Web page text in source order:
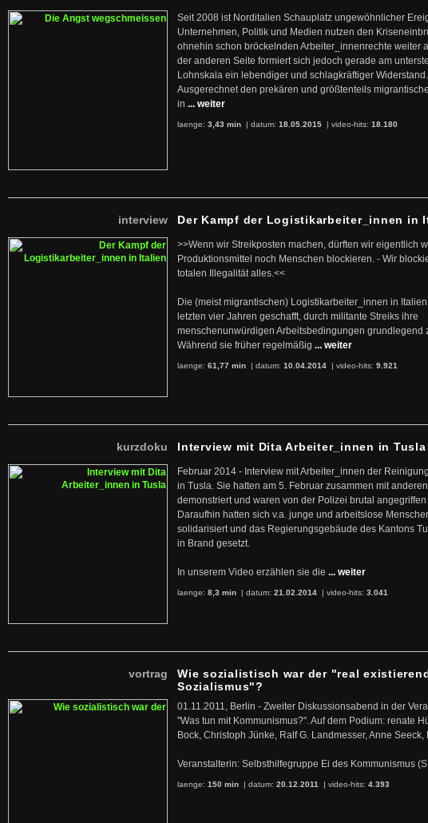
Seit 2008 ist Norditalien Schauplatz ungewöhnlicher
Unternehmen, Politik und Medien nutzen den
ohnehin schon bröckelnden Arbeiter_innenrechte weiter
der anderen Seite formiert sich jedoch gerade am
Lohnskala ein lebendiger und schlagkräftiger Widerstand.
Ausgerechnet den prekären und größtenteils
in ... weiter
laenge: 3,43 min | datum: 18.05.2015 | video-hits: 18.180
interview Der Kampf der Logistikarbeiter_innen in
>>Wenn wir Streikposten machen, dürften wir eigentlich
Produktionsmittel noch Menschen blockieren. - Wir
totalen Illegalität alles.<<
Die (meist migrantischen) Logistikarbeiter_innen in
letzten vier Jahren geschafft, durch militante Streiks ihre
menschenunwürdigen Arbeitsbedingungen grundlegend
Während sie früher regelmäßig ... weiter
laenge: 61,77 min | datum: 10.04.2014 | video-hits: 9.921
kurzdoku Interview mit Dita Arbeiter_innen in Tusla
Februar 2014 - Interview mit Arbeiter_innen der
in Tusla. Sie hatten am 5. Februar zusammen mit
demonstriert und waren von der Polizei brutal
Daraufhin hatten sich v.a. junge und arbeitslose
solidarisiert und das Regierungsgebäude des Kantons
in Brand gesetzt.
In unserem Video erzählen sie die ... weiter
laenge: 8,3 min | datum: 21.02.2014 | video-hits: 3.041
vortrag
Wie sozialistisch war der "real
Sozialismus"?
01.11.2011, Berlin - Zweiter Diskussionsabend in der
"Was tun mit Kommunismus?". Auf dem Podium: renate
Bock, Christoph Jünke, Ralf G. Landmesser, Anne Seeck,
Veranstalterin: Selbsthilfegruppe Ei des Kommunismus
laenge: 150 min | datum: 20.12.2011 | video-hits: 4.393